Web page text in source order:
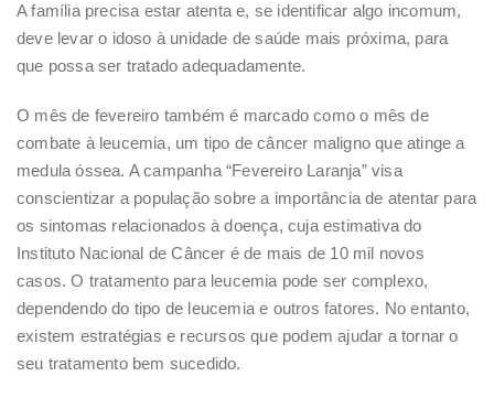
A família precisa estar atenta e, se identificar algo incomum,
deve levar o idoso à unidade de saúde mais próxima, para
que possa ser tratado adequadamente.
O mês de fevereiro também é marcado como o mês de
combate à leucemia, um tipo de câncer maligno que atinge a
medula óssea. A campanha “Fevereiro Laranja” visa
conscientizar a população sobre a importância de atentar para
os sintomas relacionados à doença, cuja estimativa do
Instituto Nacional de Câncer é de mais de 10 mil novos
casos.O tratamento para leucemia pode ser complexo,
dependendo do tipo de leucemia e outros fatores. No entanto,
existem estratégias e recursos que podem ajudar a tornar o
seu tratamento bem sucedido.